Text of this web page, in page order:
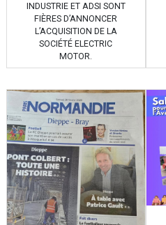
INDUSTRIE ET ADSI SONT
FIÈRES D’ANNONCER
L’ACQUISITION DE LA
SOCIÉTÉ ELECTRIC
MOTOR.